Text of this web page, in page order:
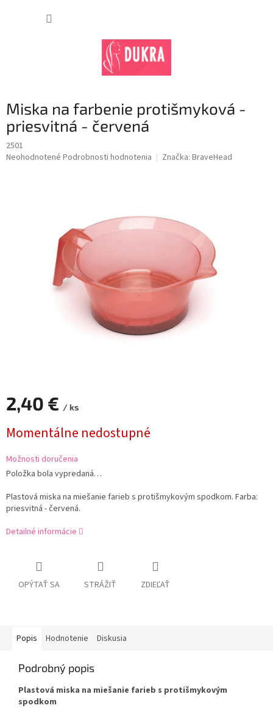
Miska na farbenie protišmyková -
priesvitná - červená
2501
Priemerné
Neohodnotené Podrobnosti hodnotenia Značka: BraveHead
2,40 € / ks
cena:
Momentálne nedostupné
Možnosti doručenia
Položka bola vypredaná…
Plastová miska na miešanie farieb s protišmykovým spodkom. Farba:
priesvitná - červená.
Detailné informácie
OPÝTAŤ SA STRÁŽIŤ ZDIEĽAŤ
Popis Hodnotenie Diskusia
Podrobný popis
Plastová miska na miešanie farieb s protišmykovým
spodkom